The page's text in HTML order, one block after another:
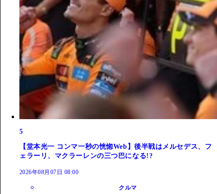
5
【堂本光一 コンマ一秒の恍惚Web】後半戦はメルセデス、フ
ェラーリ、マクラーレンの三つ巴になる!?
2026年08月07日 08:00
クルマ